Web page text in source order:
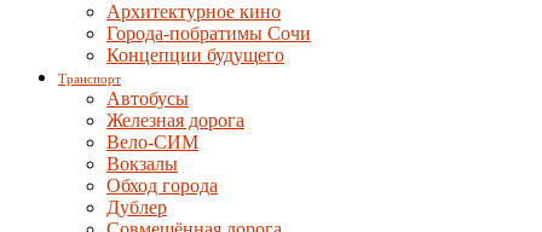
Архитектурное кино
Города-побратимы Сочи
Концепции будущего
Транспорт
Автобусы
Железная дорога
Вело-СИМ
Вокзалы
Обход города
Дублер